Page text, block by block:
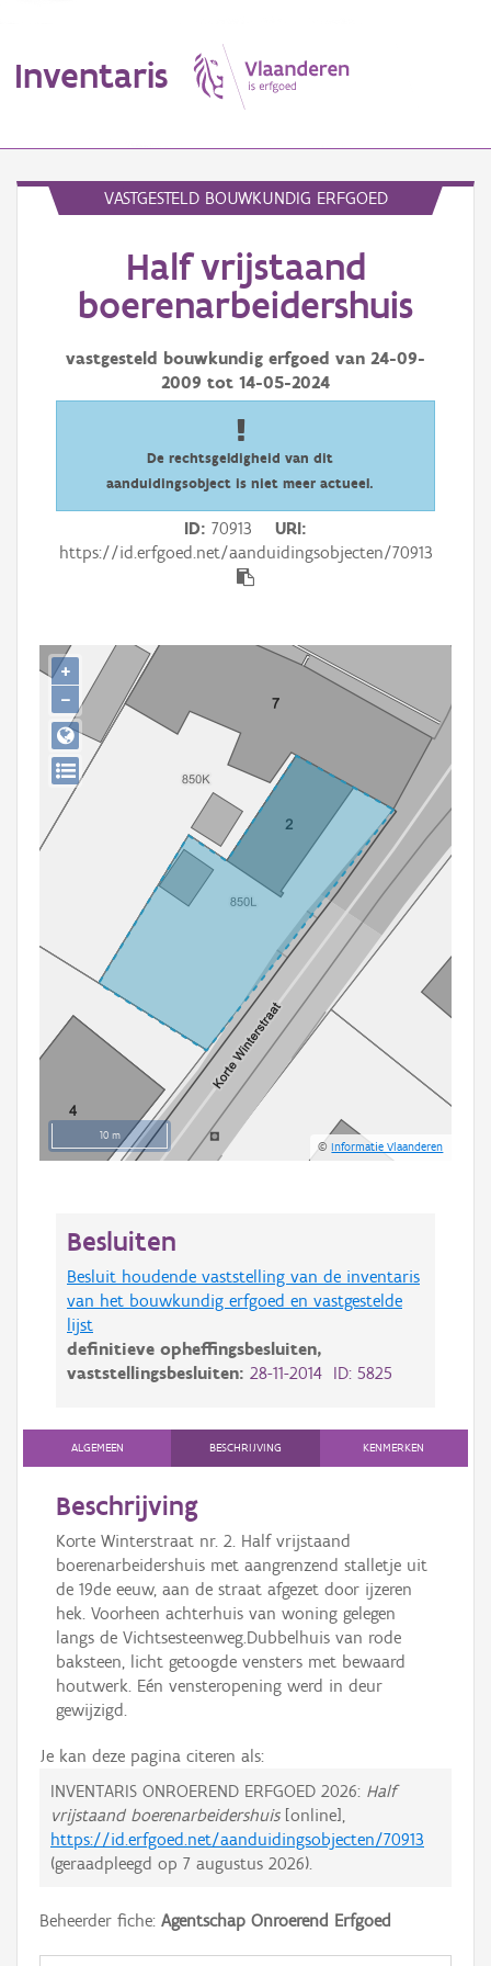
Inventaris
Aanduidingsobject
Waarneming
Downloads
Aanmelden
VASTGESTELD BOUWKUNDIG ERFGOED
Half vrijstaand
boerenarbeidershuis
vastgesteld bouwkundig erfgoed van 24-09-
2009 tot 14-05-2024
De rechtsgeldigheid van dit
aanduidingsobject is niet meer actueel.
ID 70913
URI
https://id.erfgoed.net/aanduidingsobjecten/70913
10 m
©Informatie Vlaanderen
+
−
Besluiten
Besluit houdende vaststelling van de inventaris
van het bouwkundig erfgoed en vastgestelde
lijst
definitieve opheffingsbesluiten,
vaststellingsbesluiten: 28-11-2014 ID: 5825
ALGEMEEN BESCHRIJVING KENMERKEN
Beschrijving
Korte Winterstraat nr. 2. Half vrijstaand
boerenarbeidershuis met aangrenzend stalletje uit
de 19de eeuw, aan de straat afgezet door ijzeren
hek. Voorheen achterhuis van woning gelegen
langs de Vichtsesteenweg.Dubbelhuis van rode
baksteen, licht getoogde vensters met bewaard
houtwerk. Eén vensteropening werd in deur
gewijzigd.
Je kan deze pagina citeren als:
INVENTARIS ONROEREND ERFGOED 2026: Half
vrijstaand boerenarbeidershuis[online],
https://id.erfgoed.net/aanduidingsobjecten/70913
(geraadpleegd op 7 augustus 2026).
Beheerder fiche: Agentschap Onroerend Erfgoed